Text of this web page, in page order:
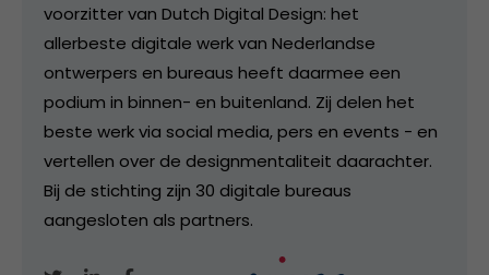
voorzitter van Dutch Digital Design: het
allerbeste digitale werk van Nederlandse
ontwerpers en bureaus heeft daarmee een
podium in binnen- en buitenland. Zij delen het
beste werk via social media, pers en events - en
vertellen over de designmentaliteit daarachter.
Bij de stichting zijn 30 digitale bureaus
aangesloten als partners.